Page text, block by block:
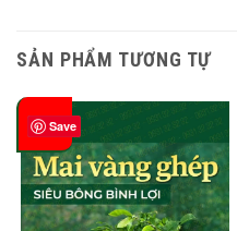
SẢN PHẨM TƯƠNG TỰ
Save
-38%